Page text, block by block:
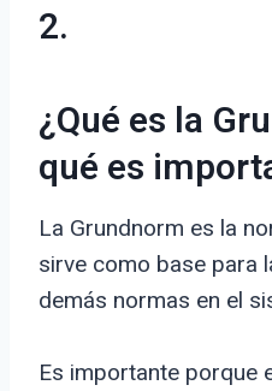
2.
¿Qué es la
qué es
La Grundnorm es la
sirve como base para
demás normas en el
Es importante porque